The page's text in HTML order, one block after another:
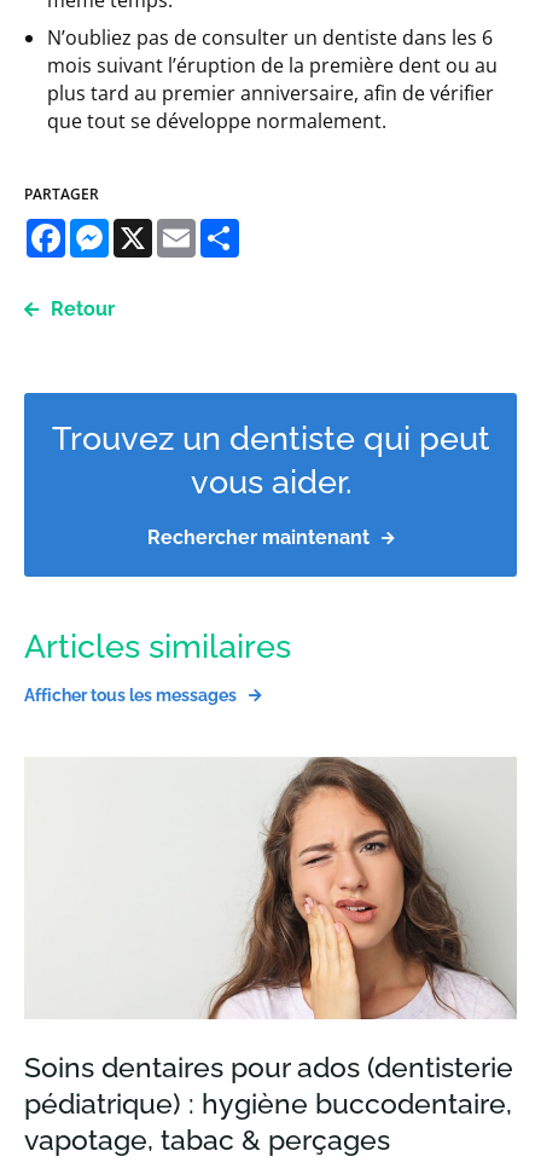
N’oubliez pas de consulter un dentiste dans les 6
mois suivant l’éruption de la première dent ou au
plus tard au premier anniversaire, afin de vérifier
que tout se développe normalement.
PARTAGER
FacebookMessenger
X Email
Retour
Trouvez un dentiste qui peut
vous aider.
Rechercher maintenant
Articles similaires
Afficher tous les messages
Soins dentaires pour ados (dentisterie
pédiatrique) : hygiène buccodentaire,
vapotage, tabac & perçages